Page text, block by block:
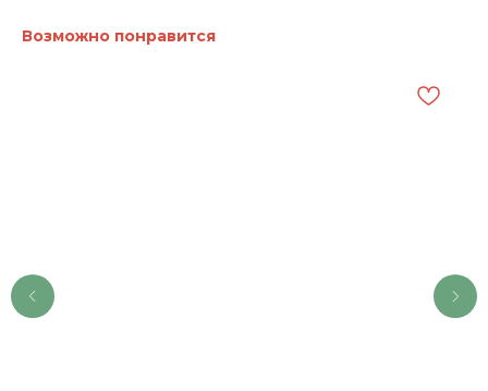
Возможно понравится